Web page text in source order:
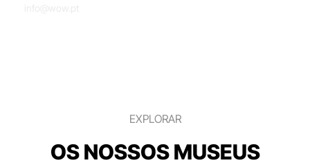
EXPLORAR
OS NOSSOS MUSEUS